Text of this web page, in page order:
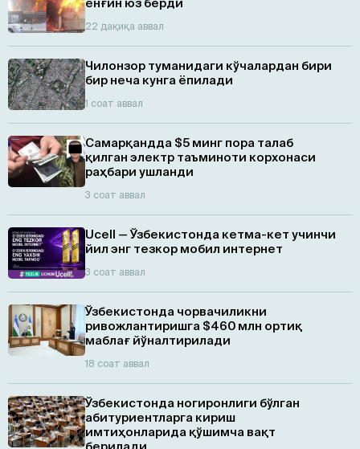
ёнғин юз берди
22 дақиқа аввал
Чилонзор туманидаги кўчалардан бири
бир неча кунга ёпилади
1 соат аввал
Самарқандда $5 минг пора талаб
қилган электр таъминоти корхонаси
раҳбари ушланди
3 соат аввал
Ucell — Ўзбекистонда кетма-кет учинчи
йил энг тезкор мобил интернет
3 соат аввал
Ўзбекистонда чорвачиликни
ривожлантиришга $460 млн ортиқ
маблағ йўналтирилади
18 соат аввал
Ўзбекистонда ногиронлиги бўлган
абитуриентларга кириш
имтиҳонларида қўшимча вақт
берилади